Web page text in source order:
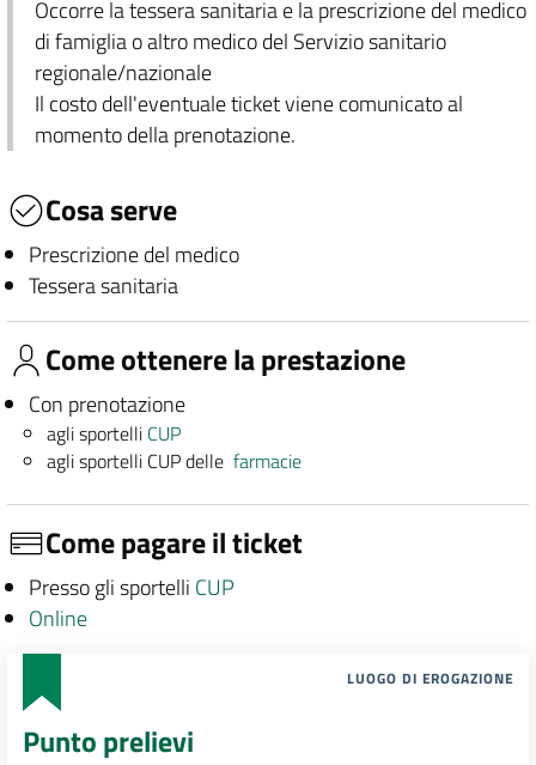
Occorre la tessera sanitaria e la prescrizione del medico
di famiglia o altro medico del Servizio sanitario
regionale/nazionale
Il costo dell'eventuale ticket viene comunicato al
momento della prenotazione.
Cosa serve
Prescrizione del medico
Tessera sanitaria
Come ottenere la prestazione
Con prenotazione
agli sportelli CUP
agli sportelli CUP dellefarmacie
Come pagare il ticket
Presso gli sportelli CUP
Online
LUOGO DI EROGAZIONE
Punto prelievi